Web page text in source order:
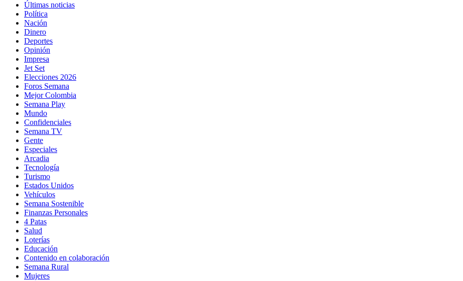
Últimas noticias
Política
Nación
Dinero
Deportes
Opinión
Impresa
Jet Set
Elecciones 2026
Foros Semana
Mejor Colombia
Semana Play
Mundo
Confidenciales
Semana TV
Gente
Especiales
Arcadia
Tecnología
Turismo
Estados Unidos
Vehículos
Semana Sostenible
Finanzas Personales
4 Patas
Salud
Loterías
Educación
Contenido en colaboración
Semana Rural
Mujeres